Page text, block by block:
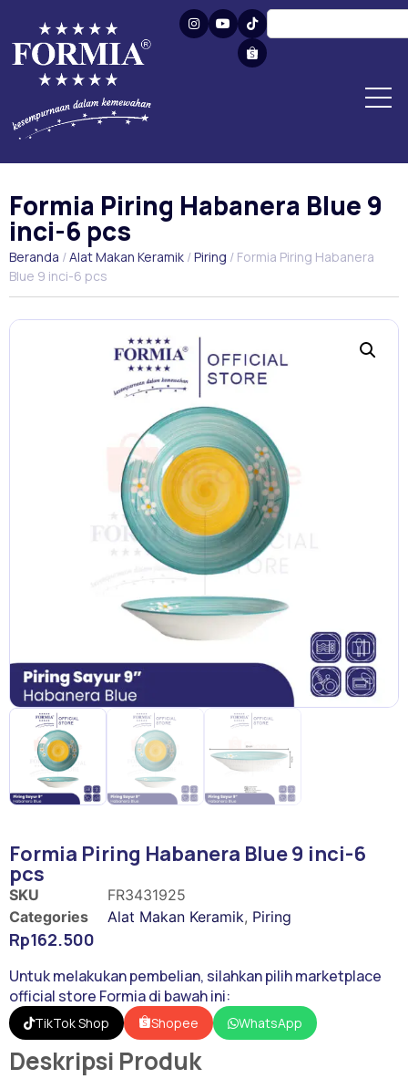
Formia Piring Habanera Blue 9
inci-6 pcs
Beranda /Alat Makan Keramik /Piring / Formia Piring Habanera
Blue 9 inci-6 pcs
Formia Piring Habanera Blue 9 inci-6
pcs
SKU
FR3431925
Categories
Alat Makan Keramik, Piring
Rp162.500
Untuk melakukan pembelian, silahkan pilih marketplace
official store Formia di bawah ini:
TikTok Shop Shopee WhatsApp
Deskripsi Produk